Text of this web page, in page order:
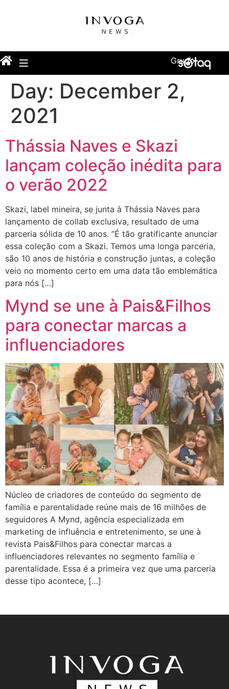
Grupo
Day: December 2,
2021
Thássia Naves e Skazi
lançam coleção inédita para
o verão 2022
Skazi, label mineira, se junta à Thássia Naves para
lançamento de collab exclusiva, resultado de uma
parceria sólida de 10 anos. “É tão gratificante anunciar
essa coleção com a Skazi. Temos uma longa parceria,
são 10 anos de história e construção juntas, a coleção
veio no momento certo em uma data tão emblemática
para nós […]
Mynd se une à Pais&Filhos
para conectar marcas a
influenciadores
Núcleo de criadores de conteúdo do segmento de
família e parentalidade reúne mais de 16 milhões de
seguidores A Mynd, agência especializada em
marketing de influência e entretenimento, se une à
revista Pais&Filhos para conectar marcas a
influenciadores relevantes no segmento família e
parentalidade. Essa é a primeira vez que uma parceria
desse tipo acontece, […]